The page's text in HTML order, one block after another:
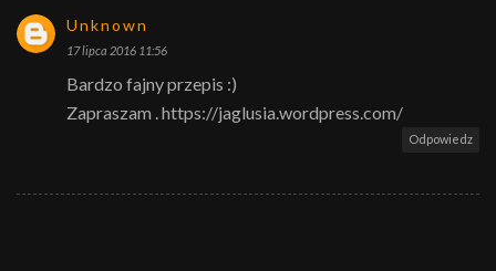
Unknown
17 lipca 2016 11:56
Bardzo fajny przepis :)
Zapraszam . https://jaglusia.wordpress.com/
Odpowiedz